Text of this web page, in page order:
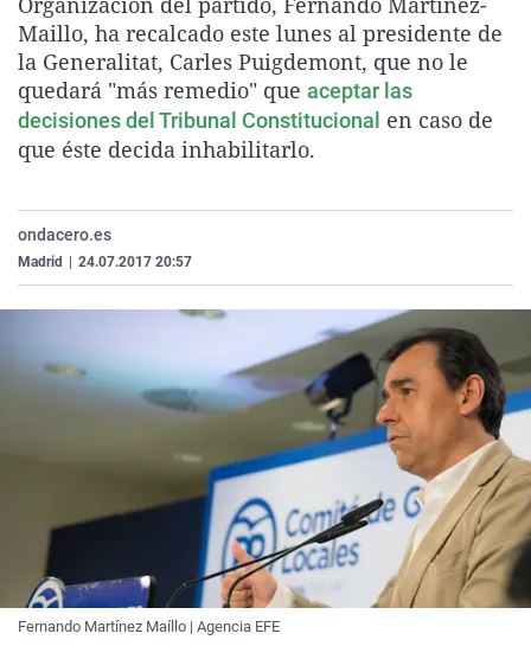
La rosa de los vientos
Gente viajera
Como el perro y el
Caso
Retornados
Equipo de
Extremadura
Galicia
La Rioja
Virales
Televisión
Elecciones
Maillo, ha recalcado este lunes al presidente de
la Generalitat, Carles Puigdemont, que no le
quedará "más remedio" que aceptar las
decisiones del Tribunal Constitucional en caso de
que éste decida inhabilitarlo.
ondacero.es
Madrid 24.07.2017 20:57
Fernando Martínez Maíllo | Agencia EFE